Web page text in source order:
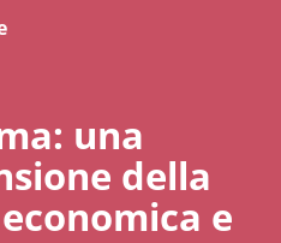
una
della
e